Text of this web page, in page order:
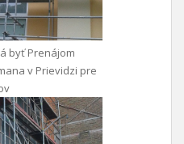
byť Prenájom
v Prievidzi pre